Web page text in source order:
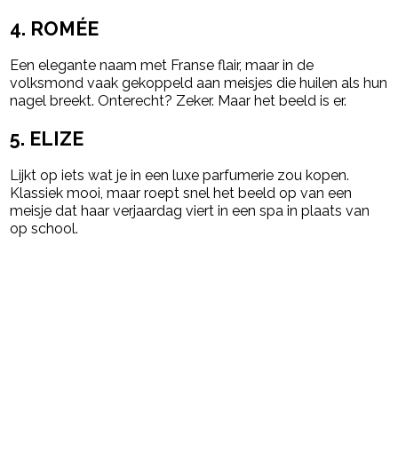
4. ROMÉE
Een elegante naam met Franse flair, maar in de
volksmond vaak gekoppeld aan meisjes die huilen als hun
nagel breekt. Onterecht? Zeker. Maar het beeld is er.
5. ELIZE
Lijkt op iets wat je in een luxe parfumerie zou kopen.
Klassiek mooi, maar roept snel het beeld op van een
meisje dat haar verjaardag viert in een spa in plaats van
op school.